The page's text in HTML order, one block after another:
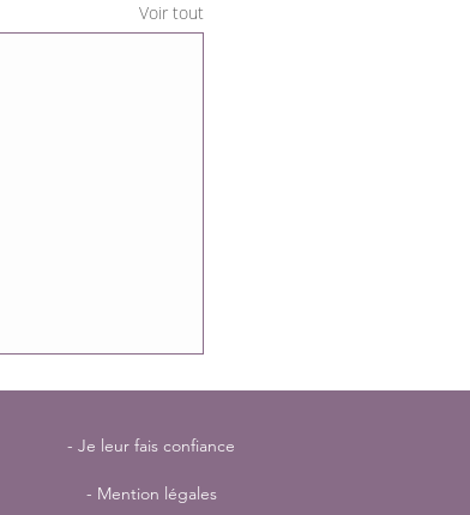
Voir tout
- Je leur fais confiance
- Mention légales